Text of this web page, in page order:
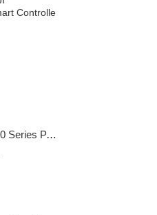
Пульт управління DJI Matrice 300 Series PART02 DJI Smart Controller Enterprise